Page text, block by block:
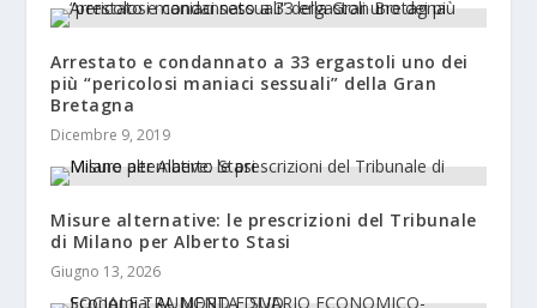
Arrestato e condannato a 33 ergastoli uno dei
più “pericolosi maniaci sessuali” della Gran
Bretagna
Dicembre 9, 2019
Misure alternative: le prescrizioni del Tribunale
di Milano per Alberto Stasi
Giugno 13, 2026